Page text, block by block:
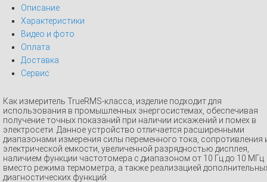
Описание
Характеристики
Видео и фото
Оплата
Доставка
Сервис
Как измеритель TrueRMS-класса, изделие подходит для
использования в промышленных энергосистемах, обеспечивая
получение точных показаний при наличии искажений и помех в
электросети. Данное устройство отличается расширенными
диапазонами измерения силы переменного тока, сопротивления
электрической емкости, увеличенной разрядностью дисплея,
наличием функции частотомера с диапазоном от 10 Гц до 10 МГц
вместо режима термометра, а также реализацией
диагностических функций.